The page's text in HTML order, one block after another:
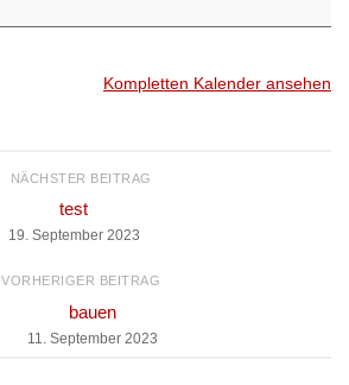
Kompletten Kalender ansehen
NÄCHSTER BEITRAG
test
19. September 2023
VORHERIGER BEITRAG
bauen
11. September 2023